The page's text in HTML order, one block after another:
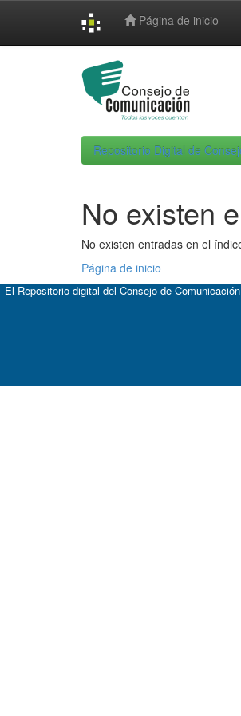
Página de inicio
Repositorio Digital de
No existen
No existen entradas en el
Página de inicio
El Repositorio digital del Consejo de